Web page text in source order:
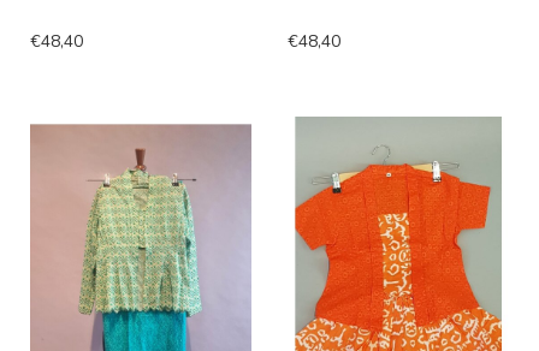
€48,40 €48,40